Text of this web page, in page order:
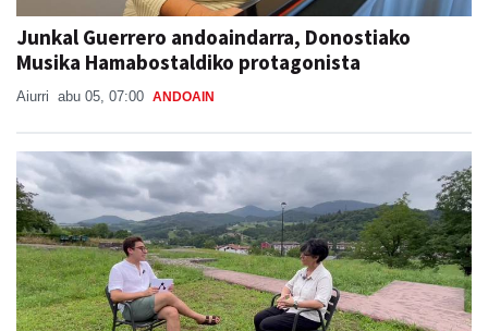
Junkal Guerrero andoaindarra, Donostiako
Musika Hamabostaldiko protagonista
Aiurri abu 05, 07:00 ANDOAIN